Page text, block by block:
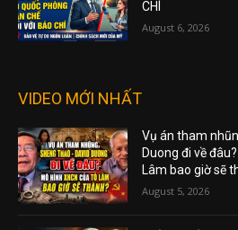
CHÍ
August 6, 2026
VIDEO MỚI NHẤT
Vụ án tham
Duong đi về
Lâm bao giờ sẽ
August 5, 2026